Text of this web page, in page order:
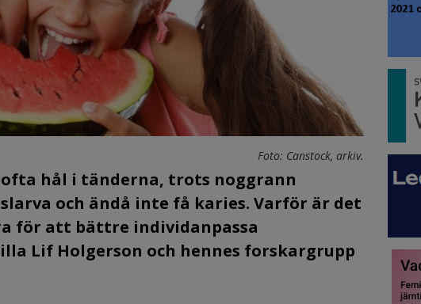
Foto: Canstock, arkiv.
hål i tänderna, trots noggrann
och ändå inte få karies. Varför är det
för att bättre individanpassa
Lif Holgerson och hennes forskargrupp